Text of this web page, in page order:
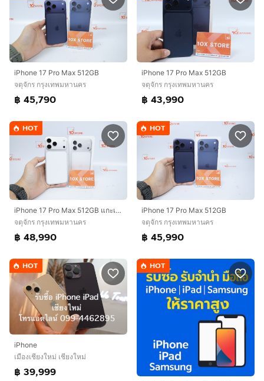
iPhone 17 Pro Max 512GB
จตุจักร กรุงเทพมหานคร
฿ 45,790
iPhone 17 Pro Max 512GB
จตุจักร กรุงเทพมหานคร
฿ 43,990
HOT
iPhone 17 Pro Max 512GB แกะเช็ค
จตุจักร กรุงเทพมหานคร
฿ 48,990
HOT
iPhone 17 Pro Max 512GB
จตุจักร กรุงเทพมหานคร
฿ 45,990
HOT
iPhone
เมืองเชียงใหม่ เชียงใหม่
฿ 39,999
HOT